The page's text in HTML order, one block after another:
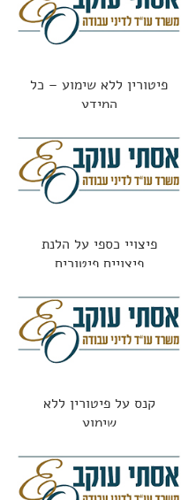
פיטורין ללא שימוע – כל
המידע
פיצויי כספי על הלנת
פיצויים פיטורים
קנס על פיטורין ללא
שימוע